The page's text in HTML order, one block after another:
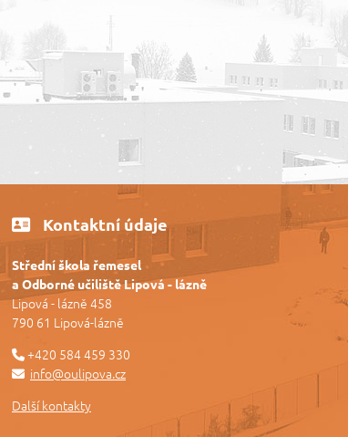
Kontaktní údaje
Střední škola řemesel
a Odborné učiliště Lipová - lázně
Lipová - lázně 458
790 61 Lipová-lázně
+420 584 459 330
info@oulipova.cz
Další kontakty